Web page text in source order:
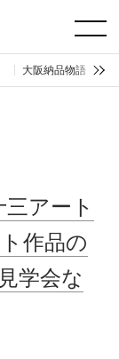
大阪納品物語
アート
作品の
学会な